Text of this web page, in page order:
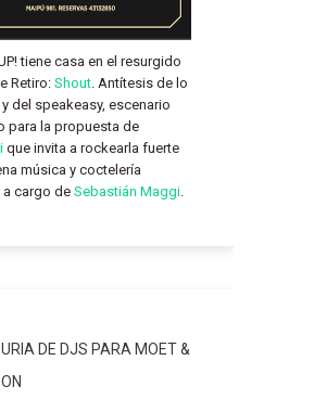
tiene casa en el resurgido
Retiro: Shout. Antítesis de lo
del speakeasy, escenario
para la propuesta de
que invita a rockearla fuerte
música y coctelería
a cargo deSebastián Maggi.
DE DJS PARA MOET &